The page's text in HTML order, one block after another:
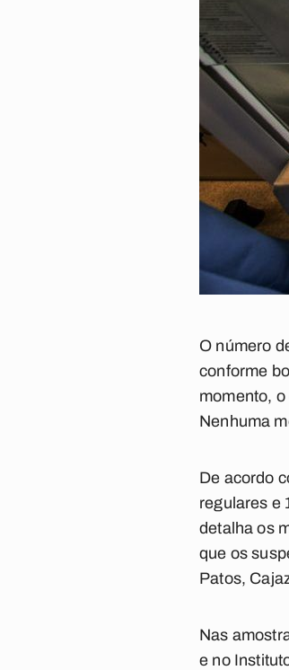
O número
conforme
momento,
Nenhuma
De acordo
regulares e
detalha os
que os
Patos,
Nas
e no